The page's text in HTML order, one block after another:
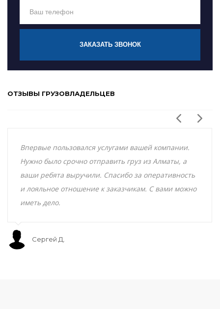
ЗАКАЗАТЬ ЗВОНОК
ОТЗЫВЫ ГРУЗОВЛАДЕЛЬЦЕВ
Впервые пользовался услугами вашей компании.
Нужно было срочно отправить груз из Алматы, а
ваши ребята выручили. Спасибо за оперативность
и лояльное отношение к заказчикам. С вами можно
иметь дело.
Сергей Д.